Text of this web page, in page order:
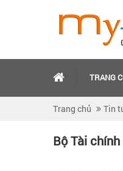
TRANG
Trang chủ Tin
Bộ Tài